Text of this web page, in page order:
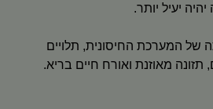
יעיל יותר.
של המערכת החיסונית, תלויים
מאוזנת ואורח חיים בריא.